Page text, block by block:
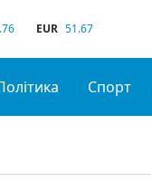
EUR 51.67
Спорт